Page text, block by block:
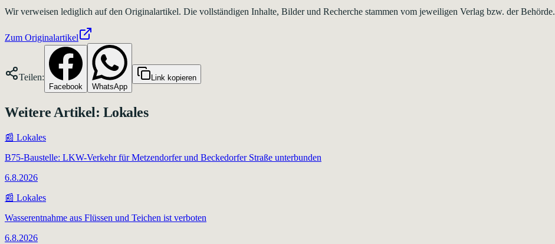
Wir verweisen lediglich auf den Originalartikel. Die vollständigen Inhalte, Bilder und Recherche stammen vom jeweiligen Verlag bzw. der Behörde.
Zum Originalartikel
Teilen:
Facebook WhatsApp
Link kopieren
Weitere Artikel: Lokales
📰 Lokales
B75-Baustelle: LKW-Verkehr für Metzendorfer und Beckedorfer Straße unterbunden
6.8.2026
📰 Lokales
Wasserentnahme aus Flüssen und Teichen ist verboten
6.8.2026